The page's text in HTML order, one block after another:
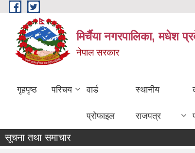
Skip to main content
मिर्चैया नगरपालिका, मधेश
नेपाल सरकार
गृहपृष्ठ परिचय वार्ड
प्रोफाइल
स्थानीय
राजपत्र
सूचना तथा समाचार